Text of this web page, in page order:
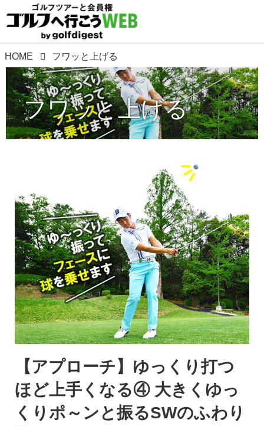
HOME フワッと上げる
フワッと上げる
【アプローチ】ゆっくり打つ
ほど上手くなる④ 大きくゆっ
くりポ～ンと振るSWのふわり